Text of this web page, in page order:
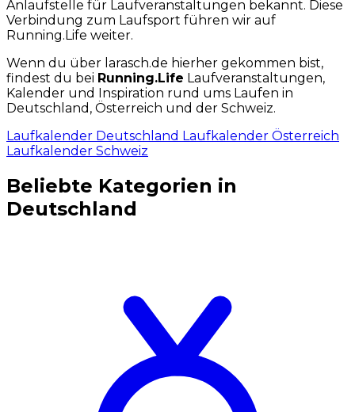
Anlaufstelle für Laufveranstaltungen bekannt. Diese
Verbindung zum Laufsport führen wir auf
Running.Life weiter.
Wenn du über larasch.de hierher gekommen bist,
findest du bei Running.Life Laufveranstaltungen,
Kalender und Inspiration rund ums Laufen in
Deutschland, Österreich und der Schweiz.
Laufkalender Deutschland Laufkalender Österreich
Laufkalender Schweiz
Beliebte Kategorien in
Deutschland